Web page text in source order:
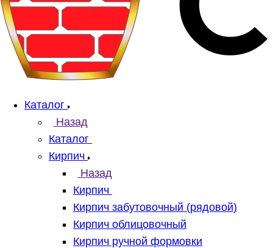
Каталог
Назад
Каталог
Кирпич
Назад
Кирпич
Кирпич забутовочный (рядовой)
Кирпич облицовочный
Кирпич ручной формовки